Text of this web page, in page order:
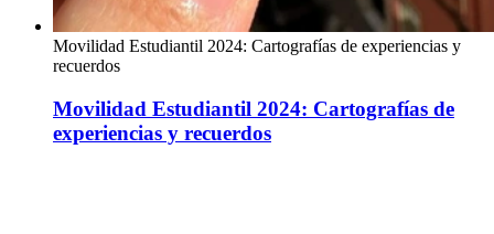
Movilidad Estudiantil 2024: Cartografías de experiencias y
recuerdos
Movilidad Estudiantil 2024: Cartografías de
experiencias y recuerdos